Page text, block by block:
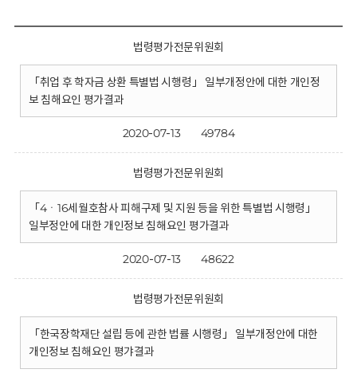
법령평가전문위원회
「취업 후 학자금 상환 특별법 시행령」 일부개정안에 대한 개인정
보 침해요인 평가결과
2020-07-13 49784
법령평가전문위원회
「4ㆍ16세월호참사 피해구제 및 지원 등을 위한 특별법 시행령」
일부정안에 대한 개인정보 침해요인 평가결과
2020-07-13 48622
법령평가전문위원회
「한국장학재단 설립 등에 관한 법률 시행령」 일부개정안에 대한
개인정보 침해요인 평갸결과